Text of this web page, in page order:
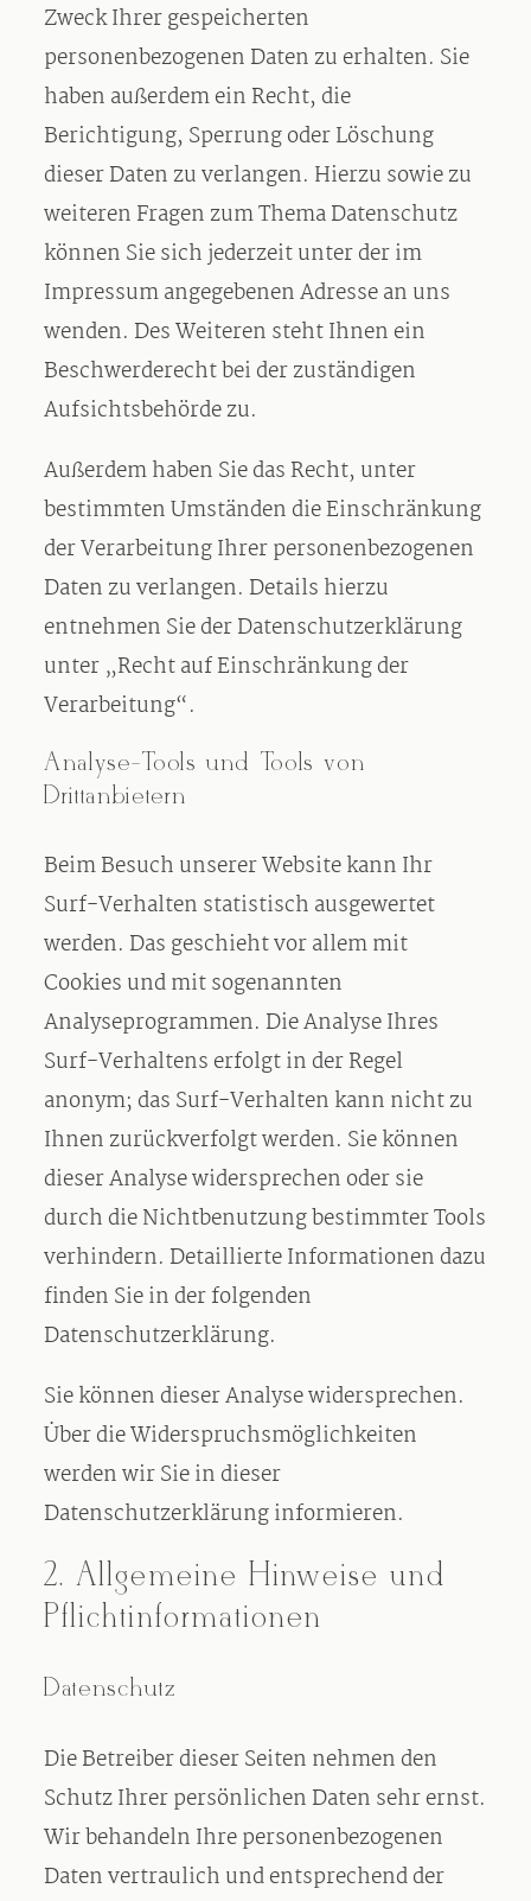
Zweck Ihrer gespeicherten
personenbezogenen Daten zu erhalten. Sie
haben außerdem ein Recht, die
Berichtigung, Sperrung oder Löschung
dieser Daten zu verlangen. Hierzu sowie zu
weiteren Fragen zum Thema Datenschutz
können Sie sich jederzeit unter der im
Impressum angegebenen Adresse an uns
wenden. Des Weiteren steht Ihnen ein
Beschwerderecht bei der zuständigen
Aufsichtsbehörde zu.
Außerdem haben Sie das Recht, unter
bestimmten Umständen die Einschränkung
der Verarbeitung Ihrer personenbezogenen
Daten zu verlangen. Details hierzu
entnehmen Sie der Datenschutzerklärung
unter „Recht auf Einschränkung der
Verarbeitung“.
Analyse-Tools und Tools von
Drittanbietern
Beim Besuch unserer Website kann Ihr
Surf-Verhalten statistisch ausgewertet
werden. Das geschieht vor allem mit
Cookies und mit sogenannten
Analyseprogrammen. Die Analyse Ihres
Surf-Verhaltens erfolgt in der Regel
anonym; das Surf-Verhalten kann nicht zu
Ihnen zurückverfolgt werden. Sie können
dieser Analyse widersprechen oder sie
durch die Nichtbenutzung bestimmter Tools
verhindern. Detaillierte Informationen dazu
finden Sie in der folgenden
Datenschutzerklärung.
Sie können dieser Analyse widersprechen.
Über die Widerspruchsmöglichkeiten
werden wir Sie in dieser
Datenschutzerklärung informieren.
2. Allgemeine Hinweise und
Pflichtinformationen
Datenschutz
Die Betreiber dieser Seiten nehmen den
Schutz Ihrer persönlichen Daten sehr ernst.
Wir behandeln Ihre personenbezogenen
Daten vertraulich und entsprechend der